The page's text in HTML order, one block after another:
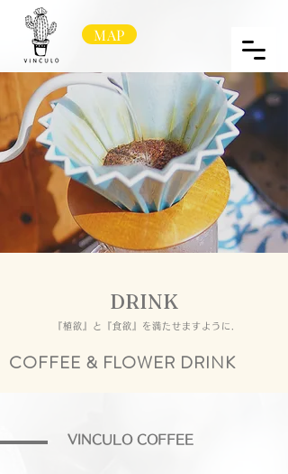
MAP
DRINK
『植欲』と『食欲』を満たせますように.
COFFEE & ​FLOWER DRINK
​VINCULO COFFEE